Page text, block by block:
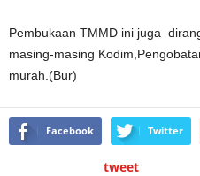
Pembukaan TMMD ini juga
masing-masing
murah.(Bur)
Facebook Twitter
tweet